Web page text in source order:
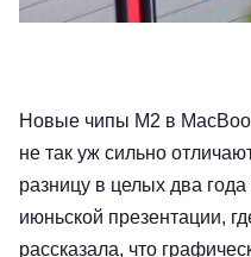
Новые чипы M2 в
не так уж сильно
разницу в целых два
июньской презентации,
рассказала, что